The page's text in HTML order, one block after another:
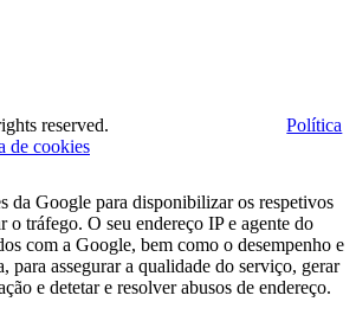
reserved.
Política
de cookies
da Google para disponibilizar os respetivos
o tráfego. O seu endereço IP e agente do
com a Google, bem como o desempenho e
para assegurar a qualidade do serviço, gerar
e detetar e resolver abusos de endereço.